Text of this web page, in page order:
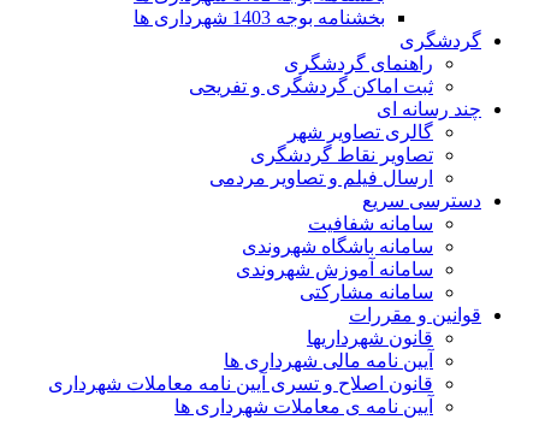
بخشنامه بوجه 1403 شهرداری ها
گردشگری
راهنمای گردشگری
ثبت اماکن گردشگری و تفریحی
چند رسانه ای
گالری تصاویر شهر
تصاویر نقاط گردشگری
ارسال فیلم و تصاویر مردمی
دسترسی سریع
سامانه شفافیت
سامانه باشگاه شهروندی
سامانه آموزش شهروندی
سامانه مشارکتی
قوانین و مقررات
قانون شهرداریها
آیین نامه مالی شهرداری ها
قانون اصلاح و تسری آیین نامه معاملات شهرداری
آیین نامه ی معاملات شهرداری ها